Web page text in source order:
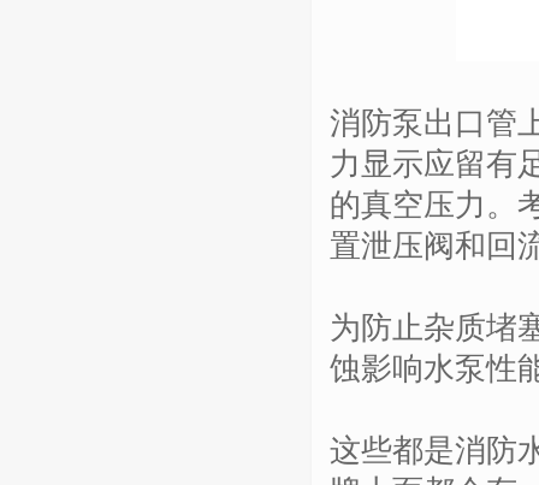
消防泵出口管
力显示应留有
的真空压力。
置泄压阀和回
为防止杂质堵
蚀影响水泵性
这些都是消防